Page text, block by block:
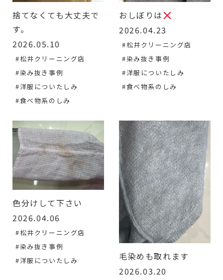
捨てなくても大丈夫で
す。
2026.05.10
#松井クリーニング店
#染み抜き事例
#洋服についたしみ
#食べ物系のしみ
おしぼりは
2026.04.23
#松井クリーニング店
#染み抜き事例
#洋服についたしみ
#食べ物系のしみ
色分けして下さい
2026.04.06
#松井クリーニング店
#染み抜き事例
#洋服についたしみ
毛染めも取れます
2026.03.20